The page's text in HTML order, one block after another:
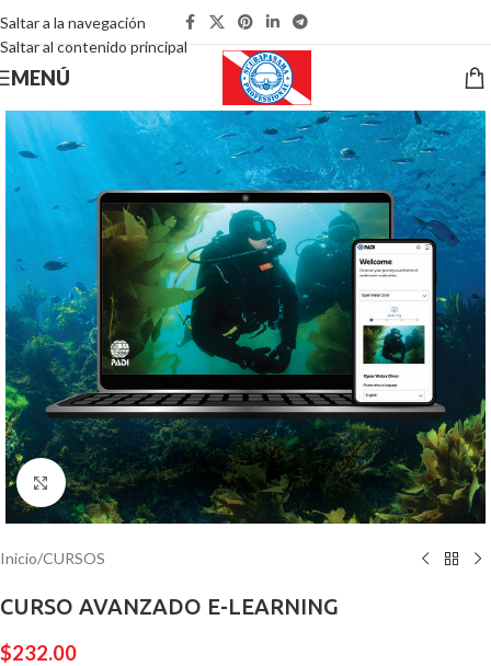
Saltar a la navegación
Saltar al contenido principal
MENÚ
Pulsa para ampliar
Inicio/CURSOS
CURSO AVANZADO E-LEARNING
$232.00